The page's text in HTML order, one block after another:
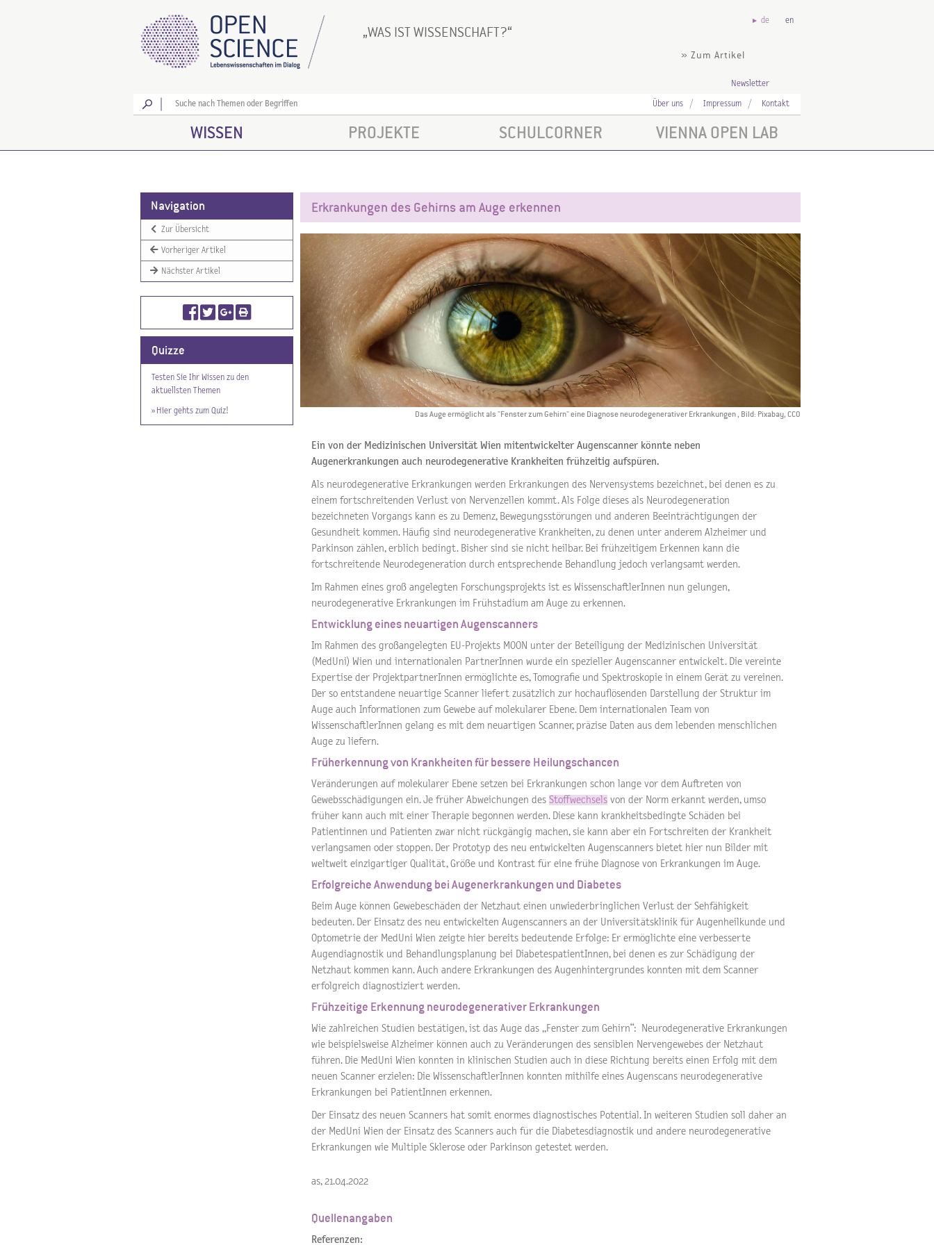
WAS IST WISSENSCHAFT?
» Zum Artikel
de en
Newsletter
Los
Über uns Impressum Kontakt
WISSEN PROJEKTE SCHULCORNER VIENNA OPEN LAB
Navigation
Zur Übersicht
Vorheriger Artikel
Nächster Artikel
Quizze
Testen Sie Ihr Wissen zu den
aktuellsten Themen
» Hier gehts zum Quiz!
Erkrankungen des Gehirns am Auge erkennen
Das Auge ermöglicht als "Fenster zum Gehirn" eine Diagnose neurodegenerativer Erkrankungen , Bild: Pixabay, CCO
Ein von der Medizinischen Universität Wien mitentwickelter Augenscanner könnte neben
Augenerkrankungen auch neurodegenerative Krankheiten frühzeitig aufspüren.
Als neurodegenerative Erkrankungen werden Erkrankungen des Nervensystems bezeichnet, bei denen es zu
einem fortschreitenden Verlust von Nervenzellen kommt. Als Folge dieses als Neurodegeneration
bezeichneten Vorgangs kann es zu Demenz, Bewegungsstörungen und anderen Beeinträchtigungen der
Gesundheit kommen. Häufig sind neurodegenerative Krankheiten, zu denen unter anderem Alzheimer und
Parkinson zählen, erblich bedingt. Bisher sind sie nicht heilbar. Bei frühzeitigem Erkennen kann die
fortschreitende Neurodegeneration durch entsprechende Behandlung jedoch verlangsamt werden.
Im Rahmen eines groß angelegten Forschungsprojekts ist es WissenschaftlerInnen nun gelungen,
neurodegenerative Erkrankungen im Frühstadium am Auge zu erkennen.
Entwicklung eines neuartigen Augenscanners
Im Rahmen des großangelegten EU-Projekts MOON unter der Beteiligung der Medizinischen Universität
(MedUni) Wien und internationalen PartnerInnen wurde ein spezieller Augenscanner entwickelt. Die vereinte
Expertise der ProjektpartnerInnen ermöglichte es, Tomografie und Spektroskopie in einem Gerät zu vereinen.
Der so entstandene neuartige Scanner liefert zusätzlich zur hochauflösenden Darstellung der Struktur im
Auge auch Informationen zum Gewebe auf molekularer Ebene. Dem internationalen Team von
WissenschaftlerInnen gelang es mit dem neuartigen Scanner, präzise Daten aus dem lebenden menschlichen
Auge zu liefern.
Früherkennung von Krankheiten für bessere Heilungschancen
Veränderungen auf molekularer Ebene setzen bei Erkrankungen schon lange vor dem Auftreten von
Gewebsschädigungen ein. Je früher Abweichungen des Stoffwechsels von der Norm erkannt werden, umso
früher kann auch mit einer Therapie begonnen werden. Diese kann krankheitsbedingte Schäden bei
Patientinnen und Patienten zwar nicht rückgängig machen, sie kann aber ein Fortschreiten der Krankheit
verlangsamen oder stoppen. Der Prototyp des neu entwickelten Augenscanners bietet hier nun Bilder mit
weltweit einzigartiger Qualität, Größe und Kontrast für eine frühe Diagnose von Erkrankungen im Auge.
Erfolgreiche Anwendung bei Augenerkrankungen und Diabetes
Beim Auge können Gewebeschäden der Netzhaut einen unwiederbringlichen Verlust der Sehfähigkeit
bedeuten. Der Einsatz des neu entwickelten Augenscanners an der Universitätsklinik für Augenheilkunde und
Optometrie der MedUni Wien zeigte hier bereits bedeutende Erfolge: Er ermöglichte eine verbesserte
Augendiagnostik und Behandlungsplanung bei DiabetespatientInnen, bei denen es zur Schädigung der
Netzhaut kommen kann. Auch andere Erkrankungen des Augenhintergrundes konnten mit dem Scanner
erfolgreich diagnostiziert werden.
Frühzeitige Erkennung neurodegenerativer Erkrankungen
Wie zahlreichen Studien bestätigen, ist das Auge das „Fenster zum Gehirn“: Neurodegenerative Erkrankungen
wie beispielsweise Alzheimer können auch zu Veränderungen des sensiblen Nervengewebes der Netzhaut
führen. Die MedUni Wien konnten in klinischen Studien auch in diese Richtung bereits einen Erfolg mit dem
neuen Scanner erzielen: Die WissenschaftlerInnen konnten mithilfe eines Augenscans neurodegenerative
Erkrankungen bei PatientInnen erkennen.
Der Einsatz des neuen Scanners hat somit enormes diagnostisches Potential. In weiteren Studien soll daher an
der MedUni Wien der Einsatz des Scanners auch für die Diabetesdiagnostik und andere neurodegenerative
Erkrankungen wie Multiple Sklerose oder Parkinson getestet werden.
as, 21.04.2022
Quellenangaben
Referenzen: